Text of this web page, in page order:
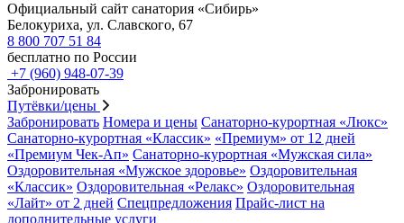
Официальный сайт санатория «Сибирь»
Белокуриха, ул. Славского, 67
8 800 707 51 84
бесплатно по России
+7 (960) 948-07-39
Забронировать
Путёвки/цены
Забронировать Номера и цены Санаторно-курортная «Люкс»
Санаторно-курортная «Классик» «Премиум» от 12 дней
«Премиум Чек-Ап» Санаторно-курортная «Мужская сила»
Оздоровительная «Мужское здоровье» Оздоровительная
«Классик» Оздоровительная «Релакс» Оздоровительная
«Лайт» от 2 дней Спецпредложения Прайс-лист на
дополнительные услуги